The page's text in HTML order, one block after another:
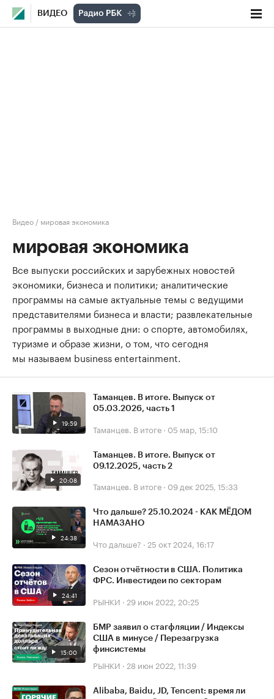
ВИДЕО
Видео / мировая экономика
мировая экономика
Все выпуски российских и зарубежных новостей
экономики, бизнеса и политики; аналитические
программы на самые актуальные темы с ведущими
представителями бизнеса и власти; развлекательные
программы в выходные дни: о спорте, автомобилях,
туризме и образе жизни, о том, что сегодня
мы называем business entertainment.
19:59
Таманцев. В итоге. Выпуск от
05.03.2026, часть 1
Таманцев. В итоге · 05 мар, 15:10
20:08
Таманцев. В итоге. Выпуск от
09.12.2025, часть 2
Таманцев. В итоге · 09 дек 2025, 15:33
24:38
Что дальше? 25.10.2024 - КАК МЁДОМ
НАМАЗАНО
Что дальше? · 25 окт 2024, 16:17
24:41
Сезон отчётности в США. Политика
ФРС. Инвестидеи по секторам
РЫНКИ · 29 июн 2022, 20:25
15:00
БМР заявил о стагфляции / Индексы
США в минусе / Перезагрузка
финсистемы
РЫНКИ · 28 июн 2022, 11:39
Alibaba, Baidu, JD, Tencent: время ли